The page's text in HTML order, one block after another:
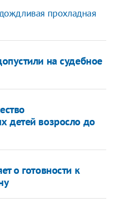
прохладная
на судебное
детей возросло до
о готовности к